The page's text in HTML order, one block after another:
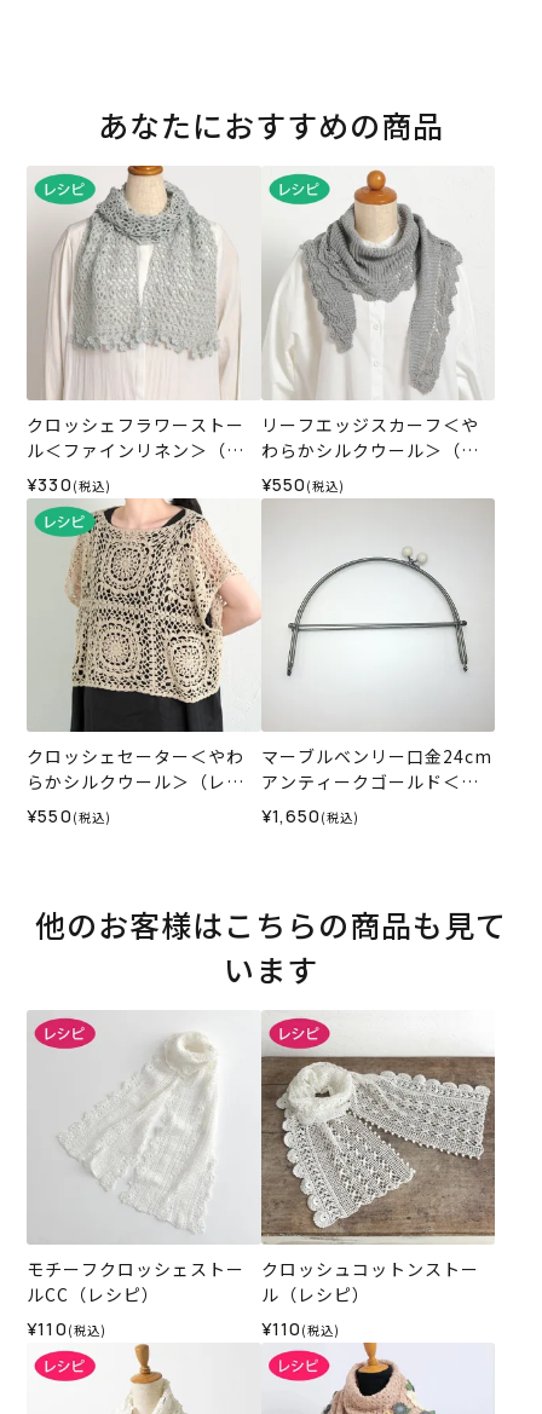
あなたにおすすめの商品
クロッシェフラワーストー
ル＜ファインリネン＞（レ
シピ）
¥330 (税込)
リーフエッジスカーフ＜や
わらかシルクウール＞（レ
シピ）
¥550 (税込)
クロッシェセーター＜やわ
らかシルクウール＞（レシ
ピ）
¥550 (税込)
マーブルベンリー口金24cm
アンティークゴールド＜オ
フホワイト＞
¥1,650 (税込)
他のお客様はこちらの商品も見て
います
モチーフクロッシェストー
ルCC（レシピ）
¥110 (税込)
クロッシュコットンストー
ル（レシピ）
¥110 (税込)